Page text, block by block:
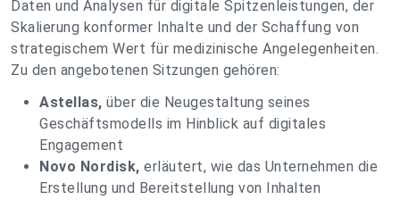
Daten und Analysen für digitale Spitzenleistungen, der
Skalierung konformer Inhalte und der Schaffung von
strategischem Wert für medizinische Angelegenheiten.
Zu den angebotenen Sitzungen gehören:
Astellas, über die Neugestaltung seines
Geschäftsmodells im Hinblick auf digitales
Engagement
Novo Nordisk, erläutert, wie das Unternehmen die
Erstellung und Bereitstellung von Inhalten